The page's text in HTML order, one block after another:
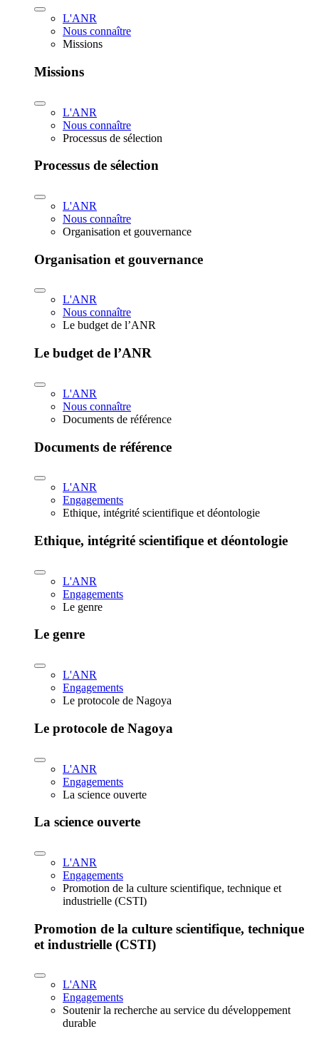
L'ANR
Nous connaître
Missions
Missions
L'ANR
Nous connaître
Processus de sélection
Processus de sélection
L'ANR
Nous connaître
Organisation et gouvernance
Organisation et gouvernance
L'ANR
Nous connaître
Le budget de l’ANR
Le budget de l’ANR
L'ANR
Nous connaître
Documents de référence
Documents de référence
L'ANR
Engagements
Ethique, intégrité scientifique et déontologie
Ethique, intégrité scientifique et déontologie
L'ANR
Engagements
Le genre
Le genre
L'ANR
Engagements
Le protocole de Nagoya
Le protocole de Nagoya
L'ANR
Engagements
La science ouverte
La science ouverte
L'ANR
Engagements
Promotion de la culture scientifique, technique et
industrielle (CSTI)
Promotion de la culture scientifique, technique
et industrielle (CSTI)
L'ANR
Engagements
Soutenir la recherche au service du développement
durable